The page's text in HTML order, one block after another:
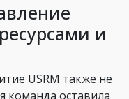
и
USRM также не
команда оставила